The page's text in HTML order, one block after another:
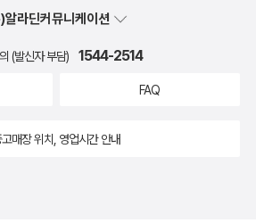
알라딘커뮤니케이션
(발신자 부담) 1544-2514
FAQ
고매장 위치, 영업시간 안내